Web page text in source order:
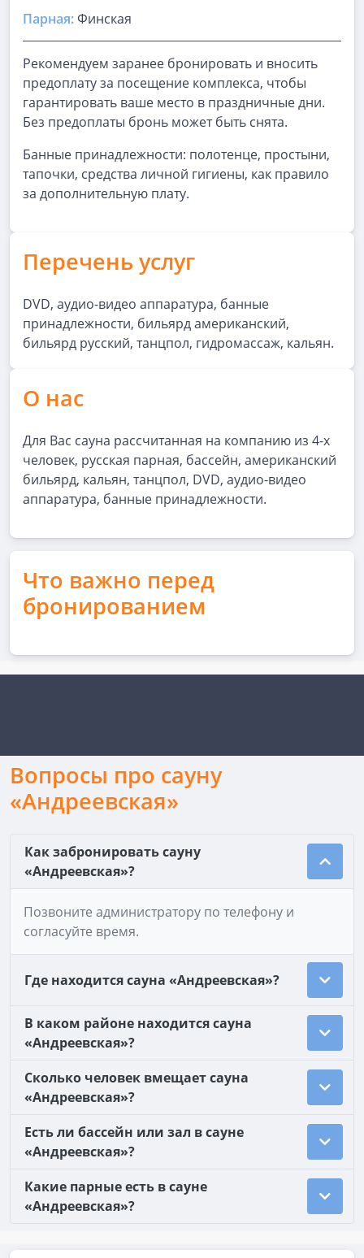
Парная:Финская
Рекомендуем заранее бронировать и вносить
предоплату за посещение комплекса, чтобы
гарантировать ваше место в праздничные дни.
Без предоплаты бронь может быть снята.
Банные принадлежности: полотенце, простыни,
тапочки, средства личной гигиены, как правило
за дополнительную плату.
Перечень услуг
DVD, аудио-видео аппаратура, банные
принадлежности, бильярд американский,
бильярд русский, танцпол, гидромассаж, кальян.
О нас
Для Вас сауна рассчитанная на компанию из 4-х
человек, русская парная, бассейн, американский
бильярд, кальян, танцпол, DVD, аудио-видео
аппаратура, банные принадлежности.
Что важно перед
бронированием
Вопросы про сауну
«Андреевская»
Как забронировать сауну
«Андреевская»?
Позвоните администратору по телефону и
согласуйте время.
Где находится сауна «Андреевская»?
В каком районе находится сауна
«Андреевская»?
Сколько человек вмещает сауна
«Андреевская»?
Есть ли бассейн или зал в сауне
«Андреевская»?
Какие парные есть в сауне
«Андреевская»?